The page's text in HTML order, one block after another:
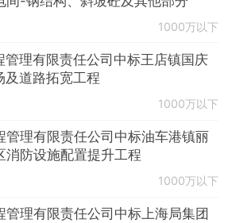
1000万以下
管理有限责任公司中标王店镇国庆
及道路拓宽工程
1000万以下
管理有限责任公司中标油车港镇丽
消防设施配置提升工程
1000万以下
管理有限责任公司中标上海局集团